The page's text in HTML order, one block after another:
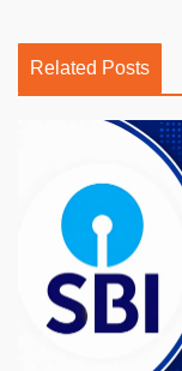
Related Posts